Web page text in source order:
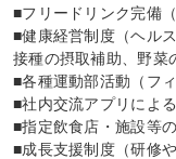
■フリードリンク完備
■健康経営制度（ヘル
接種の摂取補助、野菜
■各種運動部活動（フ
■社内交流アプリによ
■指定飲食店・施設等
■成長支援制度（研修